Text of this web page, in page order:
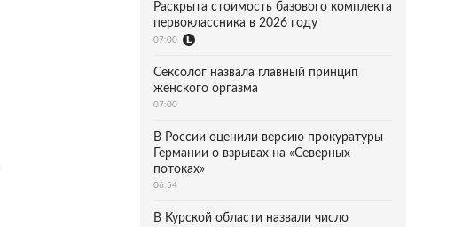
Раскрыта стоимость базового комплекта
первоклассника в 2026 году
07:00
Сексолог назвала главный принцип
женского оргазма
07:00
В России оценили версию прокуратуры
Германии о взрывах на «Северных
потоках»
06:54
В Курской области назвали число